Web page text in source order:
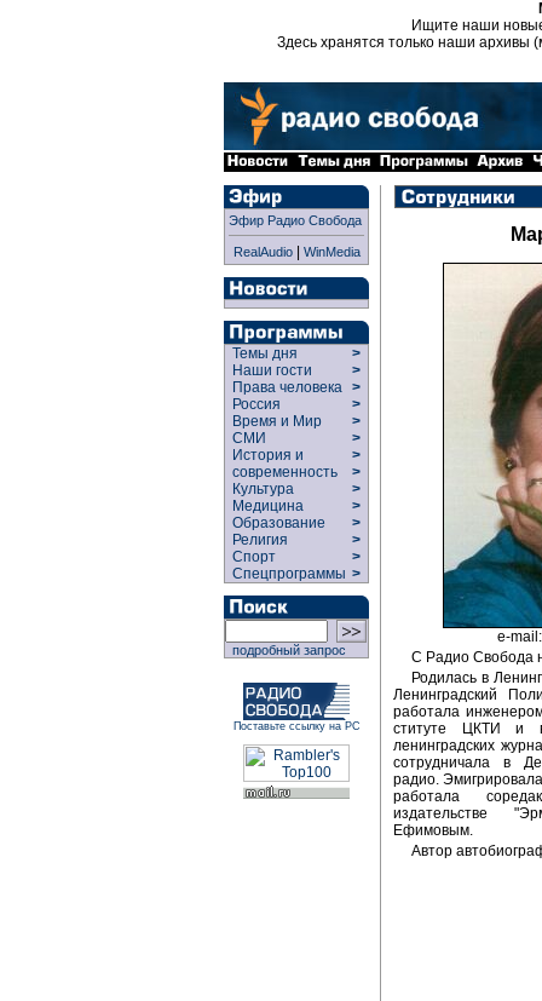
Ищите наши
Здесь хранятся только наши архивы
Эфир Радио Свобода
RealAudio| WinMedia
Темы дня
>
Наши гости
>
Права человека >
Россия
>
Время и Мир
>
СМИ
>
История и
современность
>
>
Культура
>
Медицина
>
Образование
>
Религия
>
Спорт
>
Спецпрограммы >
подробный запрос
Поставьте ссылку на РС
e-
С Радио Свобода
Родилась в
Ленинградский
работала
ституте ЦКТИ и
ленинградских
сотрудничала в
радио.
работала
издательстве
Ефимовым.
Автор